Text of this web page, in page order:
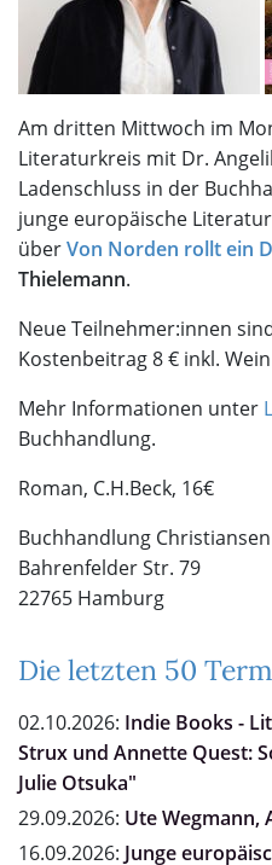
Am dritten Mittwoch im
Literaturkreis mit Dr.
Ladenschluss in der
junge europäische
überVon Norden rollt ein
Thielemann.
Neue Teilnehmer:innen
Kostenbeitrag 8 € inkl.
Mehr Informationen unter
Buchhandlung.
Roman, C.H.Beck, 16€
Buchhandlung Christiansen
Bahrenfelder Str. 79
22765 Hamburg
Die letzten 50
02.10.2026: Indie Books -
Strux und Annette Quest:
Julie Otsuka"
29.09.2026: Ute Wegmann,
16.09.2026: Junge